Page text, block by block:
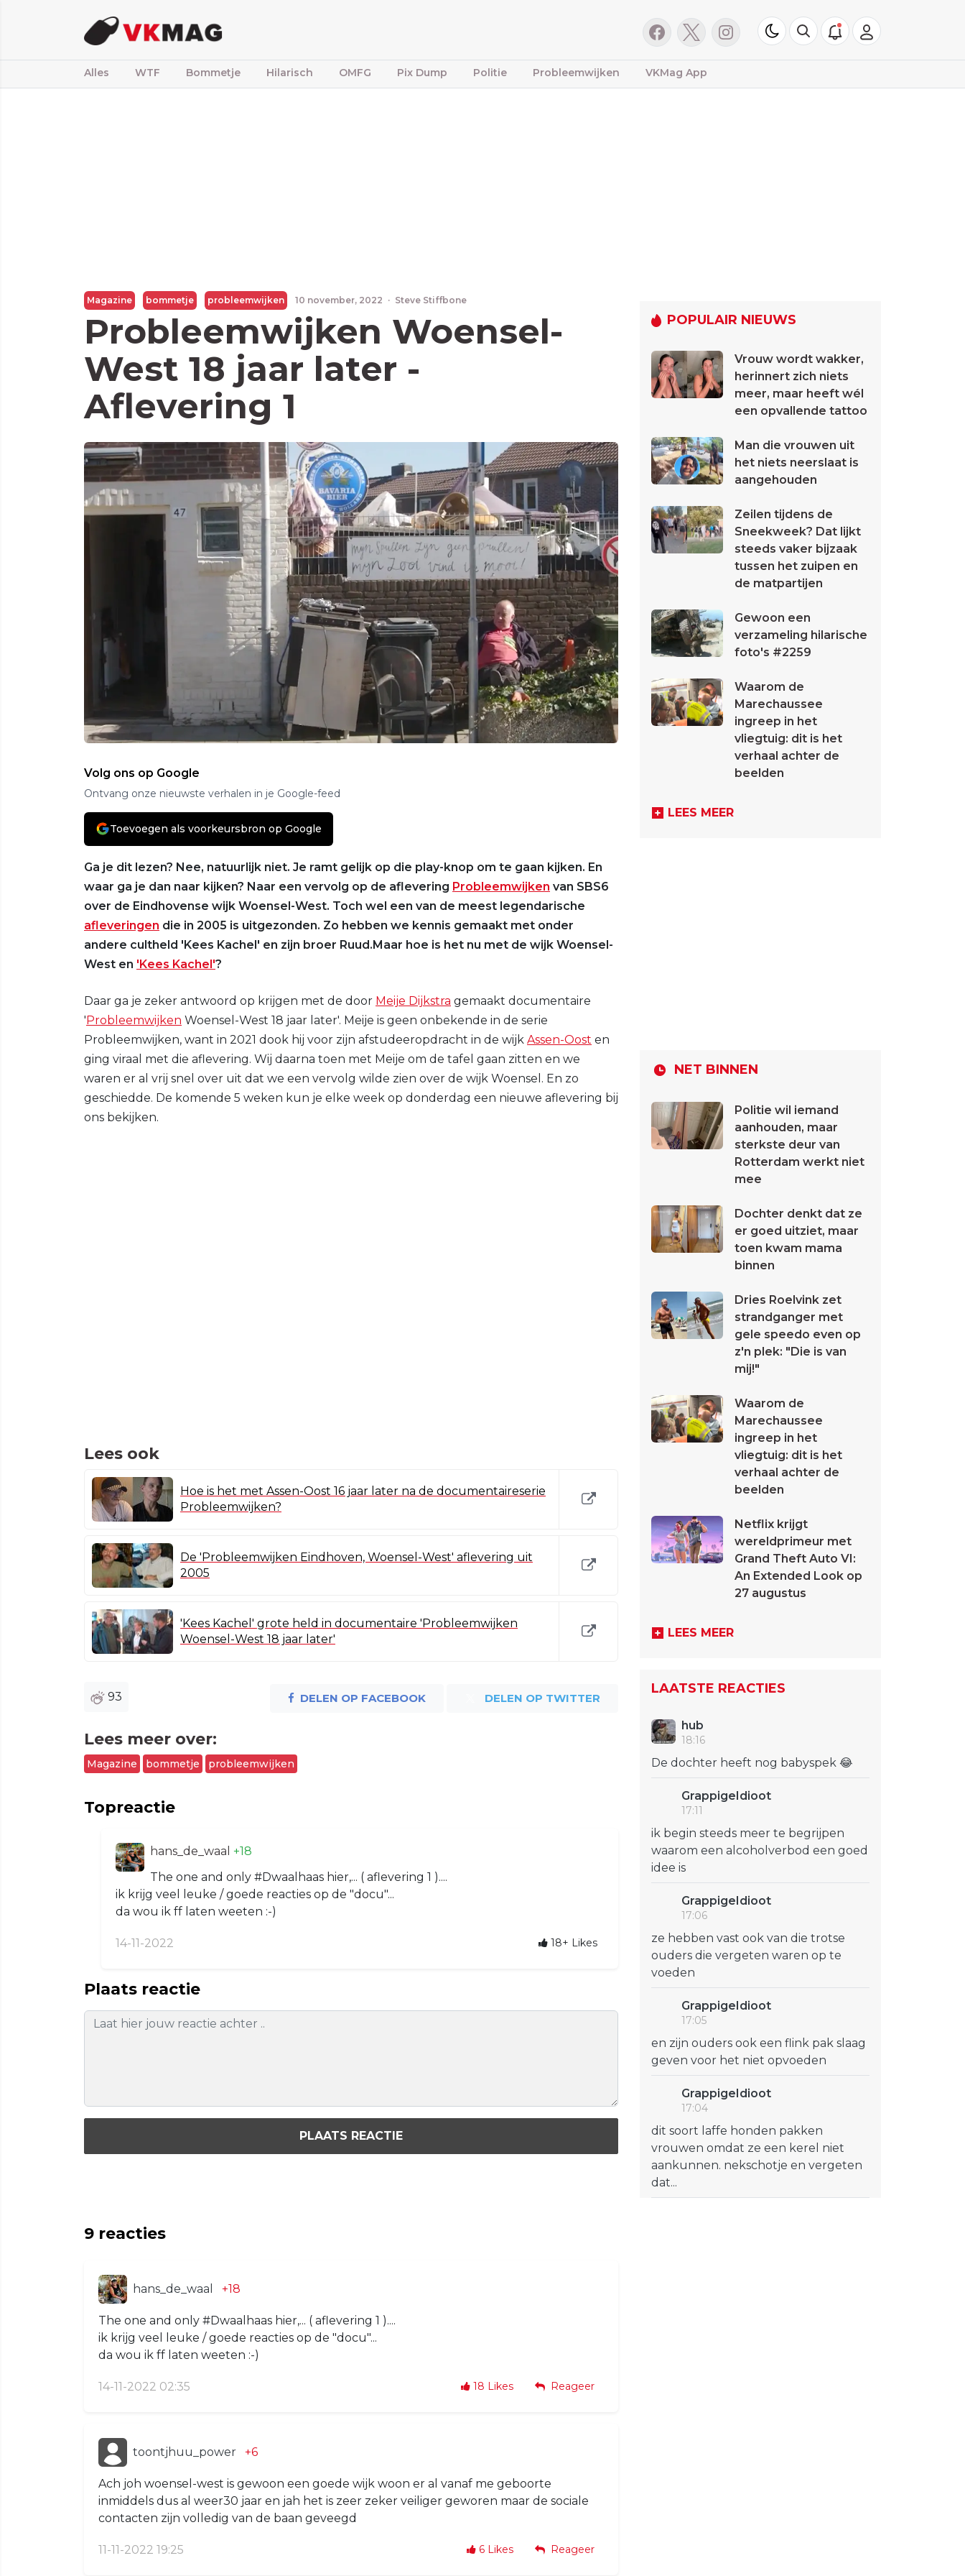
Alles WTF Bommetje Hilarisch OMFG Pix Dump Politie Probleemwijken VKMag App
Magazine bommetje probleemwijken 10 november, 2022 · Steve Stiffbone
Probleemwijken Woensel-
West 18 jaar later -
Aflevering 1
Volg ons op Google
Ontvang onze nieuwste verhalen in je Google-feed
Toevoegen als voorkeursbron op Google
Ga je dit lezen? Nee, natuurlijk niet. Je ramt gelijk op die play-knop om te gaan kijken. En
waar ga je dan naar kijken? Naar een vervolg op de aflevering Probleemwijken van SBS6
over de Eindhovense wijk Woensel-West. Toch wel een van de meest legendarische
afleveringen die in 2005 is uitgezonden. Zo hebben we kennis gemaakt met onder
andere cultheld 'Kees Kachel' en zijn broer Ruud.Maar hoe is het nu met de wijk Woensel-
West en 'Kees Kachel'?
Daar ga je zeker antwoord op krijgen met de door Meije Dijkstra gemaakt documentaire
'Probleemwijken Woensel-West 18 jaar later'. Meije is geen onbekende in de serie
Probleemwijken, want in 2021 dook hij voor zijn afstudeeropdracht in de wijk Assen-Oost en
ging viraal met die aflevering. Wij daarna toen met Meije om de tafel gaan zitten en we
waren er al vrij snel over uit dat we een vervolg wilde zien over de wijk Woensel. En zo
geschiedde. De komende 5 weken kun je elke week op donderdag een nieuwe aflevering bij
ons bekijken.
Lees ook
Hoe is het met Assen-Oost 16 jaar later na de documentaireserie
Probleemwijken?
De 'Probleemwijken Eindhoven, Woensel-West' aflevering uit
2005
'Kees Kachel' grote held in documentaire 'Probleemwijken
Woensel-West 18 jaar later'
93 DELEN OP FACEBOOK DELEN OP TWITTER
Lees meer over:
Magazine bommetje probleemwijken
Topreactie
hans_de_waal +18
The one and only #Dwaalhaas hier,... ( aflevering 1 )....
ik krijg veel leuke / goede reacties op de "docu"...
da wou ik ff laten weeten :-)
14-11-2022 18+ Likes
Plaats reactie
PLAATS REACTIE
9 reacties
hans_de_waal +18
The one and only #Dwaalhaas hier,... ( aflevering 1 )....
ik krijg veel leuke / goede reacties op de "docu"...
da wou ik ff laten weeten :-)
14-11-2022 02:35 18 Likes Reageer
toontjhuu_power +6
Ach joh woensel-west is gewoon een goede wijk woon er al vanaf me geboorte
inmiddels dus al weer30 jaar en jah het is zeer zeker veiliger geworen maar de sociale
contacten zijn volledig van de baan geveegd
11-11-2022 19:25 6 Likes Reageer
POPULAIR NIEUWS
Vrouw wordt wakker,
herinnert zich niets
meer, maar heeft wél
een opvallende tattoo
Man die vrouwen uit
het niets neerslaat is
aangehouden
Zeilen tijdens de
Sneekweek? Dat lijkt
steeds vaker bijzaak
tussen het zuipen en
de matpartijen
Gewoon een
verzameling hilarische
foto's #2259
Waarom de
Marechaussee
ingreep in het
vliegtuig: dit is het
verhaal achter de
beelden
LEES MEER
NET BINNEN
Politie wil iemand
aanhouden, maar
sterkste deur van
Rotterdam werkt niet
mee
Dochter denkt dat ze
er goed uitziet, maar
toen kwam mama
binnen
Dries Roelvink zet
strandganger met
gele speedo even op
z'n plek: "Die is van
mij!"
Waarom de
Marechaussee
ingreep in het
vliegtuig: dit is het
verhaal achter de
beelden
Netflix krijgt
wereldprimeur met
Grand Theft Auto VI:
An Extended Look op
27 augustus
LEES MEER
LAATSTE REACTIES
hub
18:16
De dochter heeft nog babyspek 😂
GrappigeIdioot
17:11
ik begin steeds meer te begrijpen
waarom een alcoholverbod een goed
idee is
GrappigeIdioot
17:06
ze hebben vast ook van die trotse
ouders die vergeten waren op te
voeden
GrappigeIdioot
17:05
en zijn ouders ook een flink pak slaag
geven voor het niet opvoeden
GrappigeIdioot
17:04
dit soort laffe honden pakken
vrouwen omdat ze een kerel niet
aankunnen. nekschotje en vergeten
dat...